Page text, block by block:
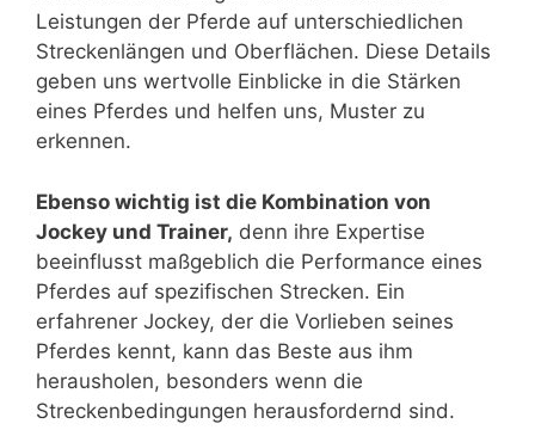
Leistungen der Pferde auf unterschiedlichen
Streckenlängen und Oberflächen. Diese Details
geben uns wertvolle Einblicke in die Stärken
eines Pferdes und helfen uns, Muster zu
erkennen.
Ebenso wichtig ist die Kombination von
Jockey und Trainer, denn ihre Expertise
beeinflusst maßgeblich die Performance eines
Pferdes auf spezifischen Strecken. Ein
erfahrener Jockey, der die Vorlieben seines
Pferdes kennt, kann das Beste aus ihm
herausholen, besonders wenn die
Streckenbedingungen herausfordernd sind.